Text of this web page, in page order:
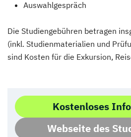
Auswahlgespräch
Die Studiengebühren betragen
(inkl. Studienmaterialien und
sind Kosten für die Exkursion,
Kostenloses
Webseite des